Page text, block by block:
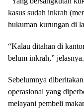
kasus sudah inkrah
hukuman kurungan di
“Kalau ditahan di
belum inkrah,” jelasnya.
Sebelumnya
operasional yang
melayani pembeli